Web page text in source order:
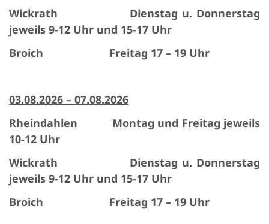
Wickrath Dienstag u. Donnerstag
jeweils 9-12 Uhr und 15-17 Uhr
Broich Freitag 17 – 19 Uhr
03.08.2026 – 07.08.2026
Rheindahlen Montag und Freitag jeweils
10-12 Uhr
Wickrath Dienstag u. Donnerstag
jeweils 9-12 Uhr und 15-17 Uhr
Broich Freitag 17 – 19 Uhr